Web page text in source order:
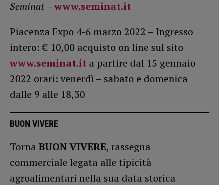
Seminat –www.seminat.it
Piacenza Expo 4-6 marzo 2022 – Ingresso
intero: € 10,00 acquisto on line sul sito
www.seminat.it a partire dal 15 gennaio
2022 orari: venerdì – sabato e domenica
dalle 9 alle 18,30
BUON VIVERE
Torna BUON VIVERE, rassegna
commerciale legata alle tipicità
agroalimentari nella sua data storica